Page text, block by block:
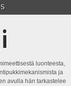
luonteesta,
ja
avulla hän tarkastelee